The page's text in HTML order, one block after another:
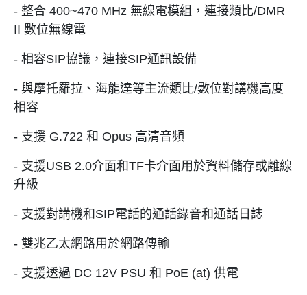
- 整合 400~470 MHz 無線電模組，連接類比/DMR
II 數位無線電
- 相容SIP協議，連接SIP通訊設備
- 與摩托羅拉、海能達等主流類比/數位對講機高度
相容
- 支援 G.722 和 Opus 高清音頻
- 支援USB 2.0介面和TF卡介面用於資料儲存或離線
升級
- 支援對講機和SIP電話的通話錄音和通話日誌
- 雙兆乙太網路用於網路傳輸
- 支援透過 DC 12V PSU 和 PoE (at) 供電